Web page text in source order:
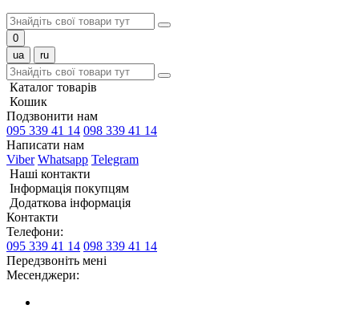
0
ua
ru
Каталог товарів
Кошик
Подзвонити нам
095 339 41 14 098 339 41 14
Написати нам
Viber Whatsapp Telegram
Наші контакти
Інформація покупцям
Додаткова інформація
Контакти
Телефони:
095 339 41 14 098 339 41 14
Передзвоніть мені
Месенджери: